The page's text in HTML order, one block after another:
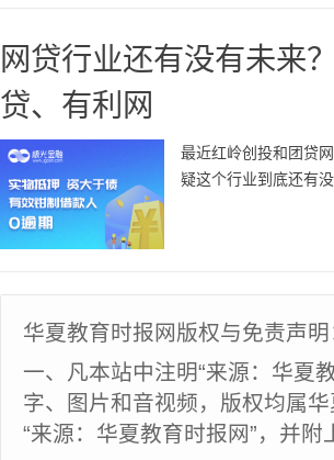
网贷行业还有没有未来
贷、有利网
最近红岭创投和团贷
疑这个行业到底还有
华夏教育时报网版权与免责声明
一、凡本站中注明“来源：华夏
字、图片和音视频，版权均属
“来源：华夏教育时报网”，并附